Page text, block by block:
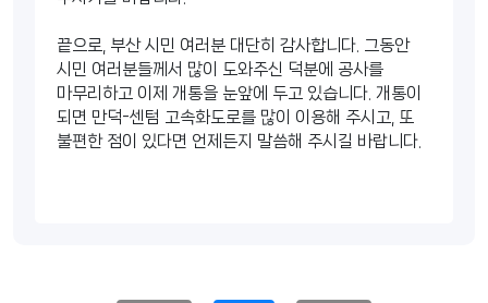
끝으로, 부산 시민 여러분 대단히 감사합니다. 그동안
시민 여러분들께서 많이 도와주신 덕분에 공사를
마무리하고 이제 개통을 눈앞에 두고 있습니다. 개통이
되면 만덕-센텀 고속화도로를 많이 이용해 주시고, 또
불편한 점이 있다면 언제든지 말씀해 주시길 바랍니다.